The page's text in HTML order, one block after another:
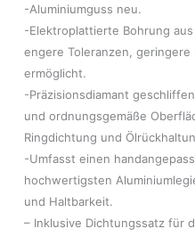
-Aluminiumguss neu.
-Elektroplattierte Bohrung
engere Toleranzen,
ermöglicht.
-Präzisionsdiamant
und ordnungsgemäße
Ringdichtung und
-Umfasst einen
hochwertigsten
und Haltbarkeit.
– Inklusive Dichtungssatz für